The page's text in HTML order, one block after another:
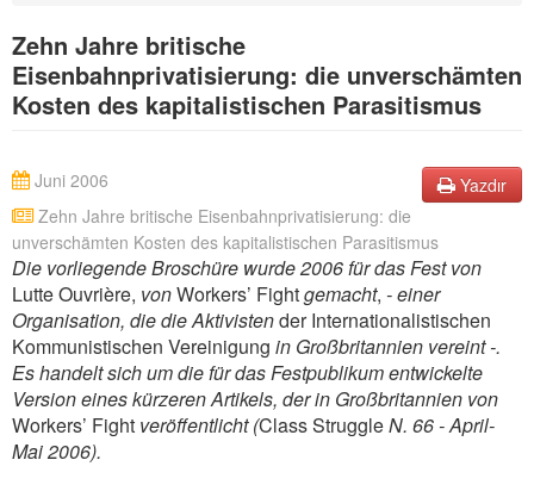
ARAMA
BIZI ARA
Zehn Jahre britische
Eisenbahnprivatisierung: die unverschämten
Kosten des kapitalistischen Parasitismus
Yazdır
Zehn Jahre britische Eisenbahnprivatisierung: die
unverschämten Kosten des kapitalistischen Parasitismus
Juni 2006
Die vorliegende Broschüre wurde 2006 für das Fest von
Lutte Ouvrière, vonWorkers’ Fightgemacht, - einer
Organisation, die die Aktivistender Internationalistischen
Kommunistischen Vereinigung in Großbritannien vereint -.
Es handelt sich um die für das Festpublikum entwickelte
Version eines kürzeren Artikels, der in Großbritannien von
Workers’ Fight veröffentlicht (Class StruggleN. 66 - April-
Mai 2006).